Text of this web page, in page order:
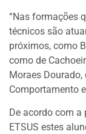
“Nas formações
técnicos são
próximos, como
como de
Moraes
Comportamento
De acordo com
ETSUS estes